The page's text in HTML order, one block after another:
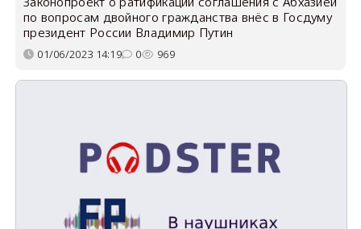
по вопросам двойного гражданства внёс в Госдуму
президент России Владимир Путин
01/06/2023 14:19 0 969